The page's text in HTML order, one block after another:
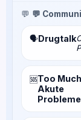
💬 💬
🗣️Drugtalk
🆘Too
Akute
Probleme